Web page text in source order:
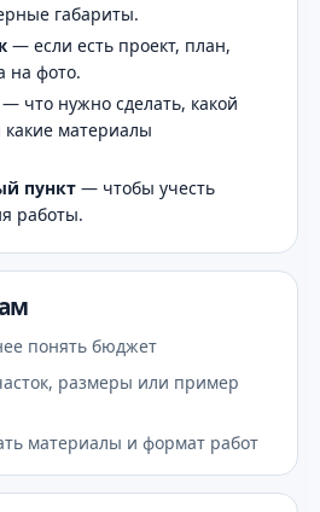
габариты.
— если есть проект, план,
на фото.
— что нужно сделать, какой
какие материалы
пункт — чтобы учесть
работы.
понять бюджет
размеры или пример
материалы и формат работ